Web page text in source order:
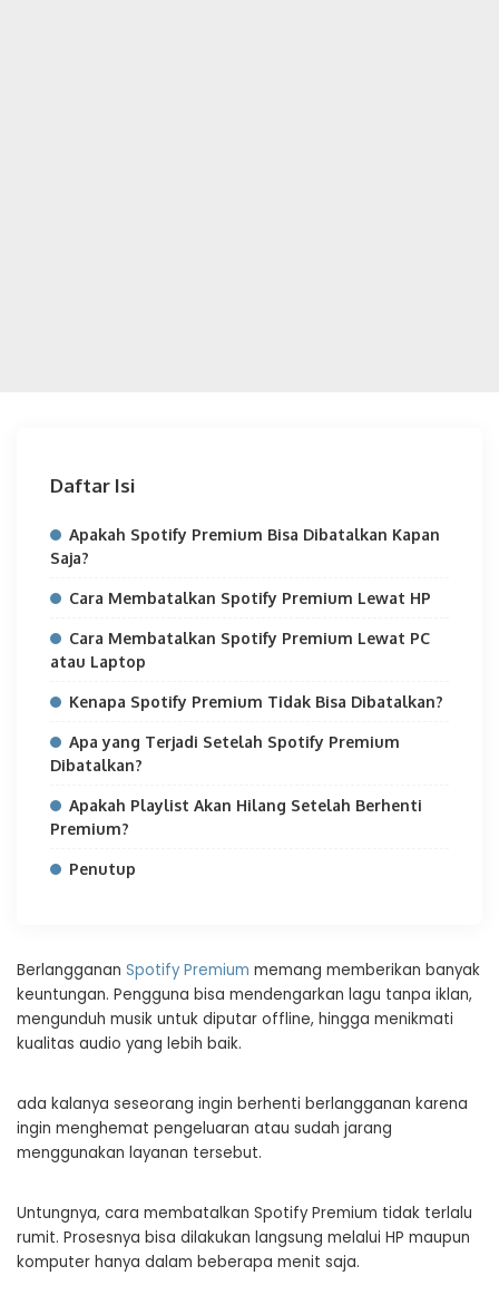
Daftar Isi
Apakah Spotify Premium Bisa Dibatalkan Kapan
Saja?
Cara Membatalkan Spotify Premium Lewat HP
Cara Membatalkan Spotify Premium Lewat PC
atau Laptop
Kenapa Spotify Premium Tidak Bisa Dibatalkan?
Apa yang Terjadi Setelah Spotify Premium
Dibatalkan?
Apakah Playlist Akan Hilang Setelah Berhenti
Premium?
Penutup
Berlangganan Spotify Premium memang memberikan banyak
keuntungan. Pengguna bisa mendengarkan lagu tanpa iklan,
mengunduh musik untuk diputar offline, hingga menikmati
kualitas audio yang lebih baik.
ada kalanya seseorang ingin berhenti berlangganan karena
ingin menghemat pengeluaran atau sudah jarang
menggunakan layanan tersebut.
Untungnya, cara membatalkan Spotify Premium tidak terlalu
rumit. Prosesnya bisa dilakukan langsung melalui HP maupun
komputer hanya dalam beberapa menit saja.